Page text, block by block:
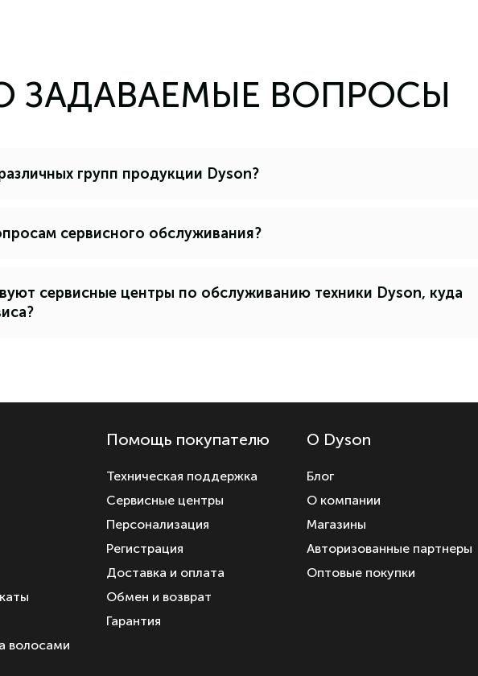
ЗАДАВАЕМЫЕ ВОПРОСЫ
групп продукции Dyson?
сервисного обслуживания?
сервисные центры по обслуживанию техники Dyson, куда
волосами
Помощь покупателю
Техническая поддержка
Сервисные центры
Персонализация
Регистрация
Доставка и оплата
Обмен и возврат
Гарантия
О Dyson
Блог
О компании
Магазины
Авторизованные партнеры
Оптовые покупки